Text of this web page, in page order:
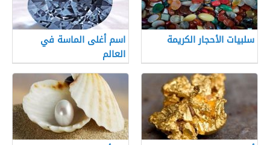
سلبيات الأحجار الكريمة
اسم أغلى الماسة في
العالم